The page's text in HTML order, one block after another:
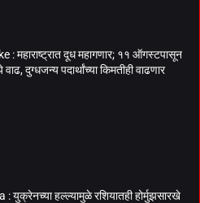
: महाराष्ट्रात दूध महागणार; ११ ऑगस्टपासून
दुग्धजन्य पदार्थांच्या किमतीही वाढणार
युक्रेनच्या हल्ल्यामुळे रशियातही होर्मुझसारखे